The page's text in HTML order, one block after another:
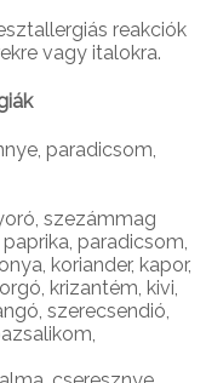
reakciók
vagy italokra.
paradicsom,
szezámmag
paradicsom,
koriander, kapor,
krizantém, kivi,
szerecsendió,